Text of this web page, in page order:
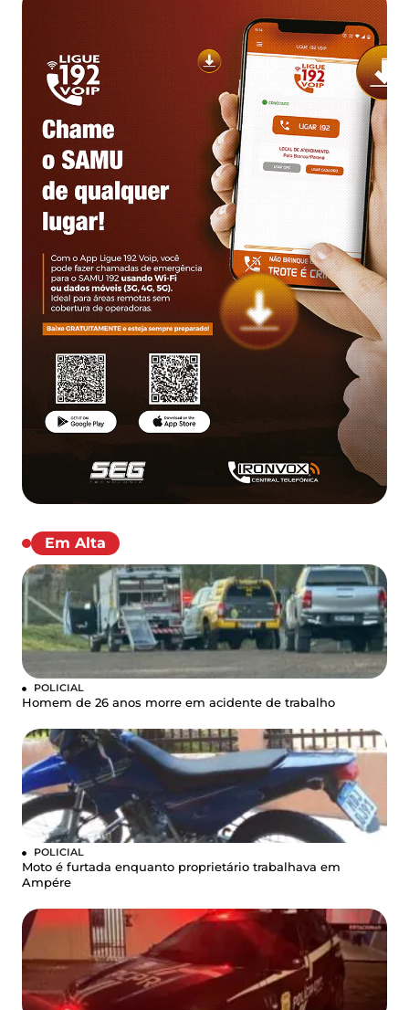
Em Alta
POLICIAL
Homem de 26 anos morre em acidente de trabalho
POLICIAL
Moto é furtada enquanto proprietário trabalhava em
Ampére